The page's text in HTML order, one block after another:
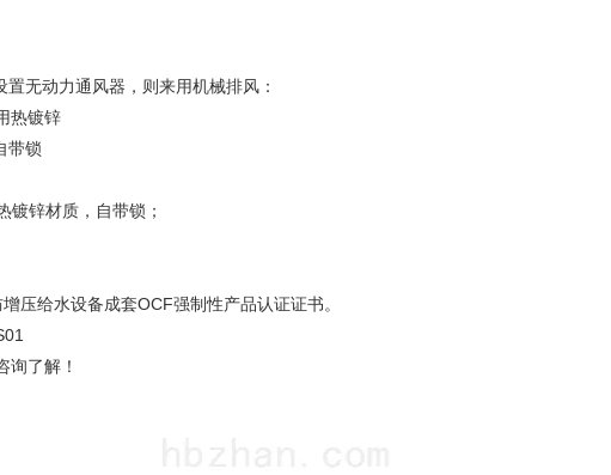
无动力通风器，则来用机械排风：
热镀锌
带锁
镀锌材质，自带锁；
压给水设备成套OCF强制性产品认证证书。
询了解！